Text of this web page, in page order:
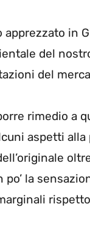
apprezzato in
del
del
rimedio a
aspetti
la